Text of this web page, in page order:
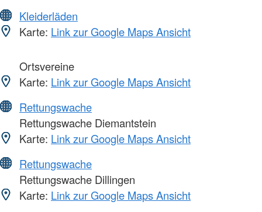
Kleiderläden
Karte: Link zur Google Maps Ansicht
Ortsvereine
Karte: Link zur Google Maps Ansicht
Rettungswache
Rettungswache Diemantstein
Karte: Link zur Google Maps Ansicht
Rettungswache
Rettungswache Dillingen
Karte: Link zur Google Maps Ansicht